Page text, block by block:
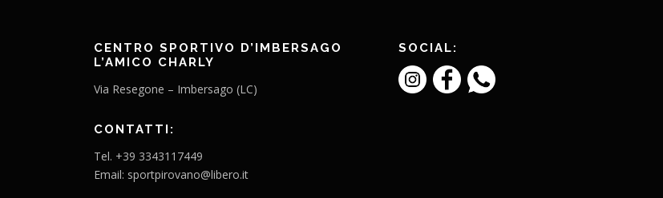
CENTRO SPORTIVO D’IMBERSAGO
L’AMICO CHARLY
Via Resegone – Imbersago (LC)
CONTATTI:
Tel. +39 3343117449
Email: sportpirovano@libero.it
SOCIAL: